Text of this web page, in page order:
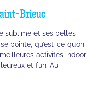
Brieuc
sublime et ses belles
pointe, qu’est-ce qu’on
activités indoor
et fun. Au
et salles immersives